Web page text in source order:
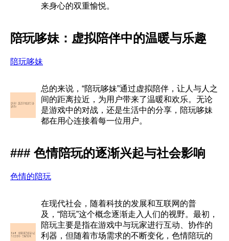
来身心的双重愉悦。
陪玩哆妹：虚拟陪伴中的温暖与乐趣
陪玩哆妹
总的来说，“陪玩哆妹”通过虚拟陪伴，让人与人之
间的距离拉近，为用户带来了温暖和欢乐。无论
是游戏中的对战，还是生活中的分享，陪玩哆妹
都在用心连接着每一位用户。
### 色情陪玩的逐渐兴起与社会影响
色情的陪玩
在现代社会，随着科技的发展和互联网的普
及，“陪玩”这个概念逐渐走入人们的视野。最初，
陪玩主要是指在游戏中与玩家进行互动、协作的
利器，但随着市场需求的不断变化，色情陪玩的